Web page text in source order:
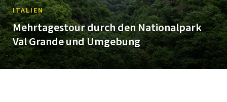
ITALIEN
Mehrtagestour durch den Nationalpark
Val Grande und Umgebung